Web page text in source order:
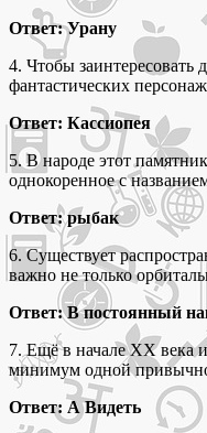
Ответ: Урану
4. Чтобы заинтересовать
фантастических
Ответ: Кассиопея
5. В народе этот
однокоренное с
Ответ: рыбак
6. Существует
важно не только
Ответ: В постоянный
7. Ещё в начале XX века
минимум одной
Ответ: А Видеть